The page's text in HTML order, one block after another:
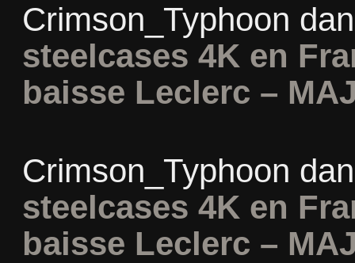
Crimson_Typhoon
steelcases 4K en
baisse Leclerc –
Crimson_Typhoon
steelcases 4K en
baisse Leclerc –